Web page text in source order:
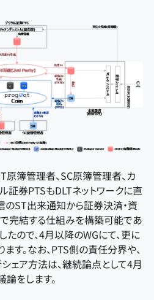
原簿管理者、SC原簿管理者、カ
証券PTSもDLTネットワークに直
のST出来通知から証券決済・資
完結する仕組みを構築可能であ
たので、4月以降のWGにて、更に
す。なお、PTS側の責任分界や、
ェア方法は、継続論点として4月
をします。